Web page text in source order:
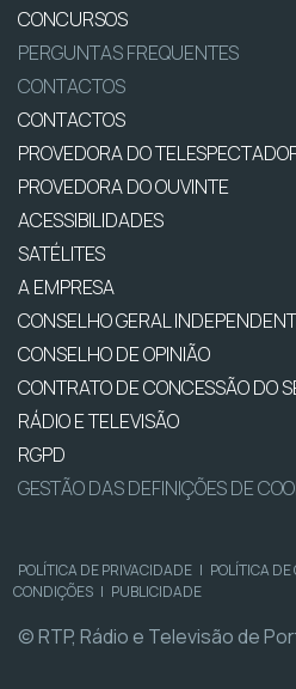
CONCURSOS
PERGUNTAS FREQUENTES
CONTACTOS
CONTACTOS
PROVEDORA DO
PROVEDORA DO OUVINTE
ACESSIBILIDADES
SATÉLITES
A EMPRESA
CONSELHO GERAL
CONSELHO DE OPINIÃO
CONTRATO DE CONCESSÃO DO
RÁDIO E TELEVISÃO
RGPD
GESTÃO DAS DEFINIÇÕES DE
POLÍTICA DE PRIVACIDADE | POLÍTICA DE
CONDIÇÕES | PUBLICIDADE
© RTP, Rádio e Televisão de